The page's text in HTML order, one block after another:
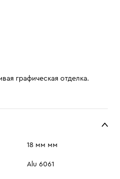
графическая отделка.
18 мм мм
Alu 6061